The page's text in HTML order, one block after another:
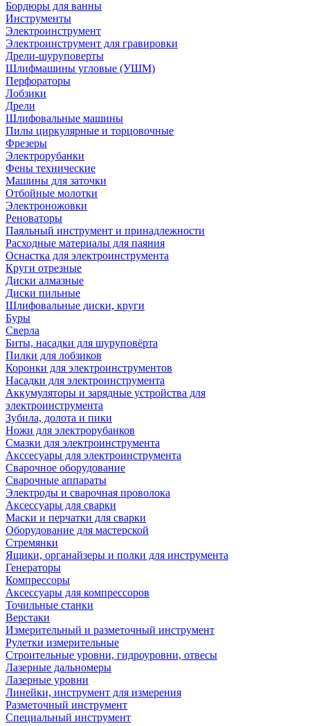
Бордюры для ванны
Инструменты
Электроинструмент
Электроинструмент для гравировки
Дрели-шуруповерты
Шлифмашины угловые (УШМ)
Перфораторы
Лобзики
Дрели
Шлифовальные машины
Пилы циркулярные и торцовочные
Фрезеры
Электрорубанки
Фены технические
Машины для заточки
Отбойные молотки
Электроножовки
Реноваторы
Паяльный инструмент и принадлежности
Расходные материалы для паяния
Оснастка для электроинструмента
Круги отрезные
Диски алмазные
Диски пильные
Шлифовальные диски, круги
Буры
Сверла
Биты, насадки для шуруповёрта
Пилки для лобзиков
Коронки для электроинструментов
Насадки для электроинструмента
Аккумуляторы и зарядные устройства для
электроинструмента
Зубила, долота и пики
Ножи для электрорубанков
Смазки для электроинструмента
Акссесуары для электроинструмента
Сварочное оборудование
Сварочные аппараты
Электроды и сварочная проволока
Аксессуары для сварки
Маски и перчатки для сварки
Оборудование для мастерской
Стремянки
Ящики, органайзеры и полки для инструмента
Генераторы
Компрессоры
Аксессуары для компрессоров
Точильные станки
Верстаки
Измерительный и разметочный инструмент
Рулетки измерительные
Строительные уровни, гидроуровни, отвесы
Лазерные дальномеры
Лазерные уровни
Линейки, инструмент для измерения
Разметочный инструмент
Специальный инструмент